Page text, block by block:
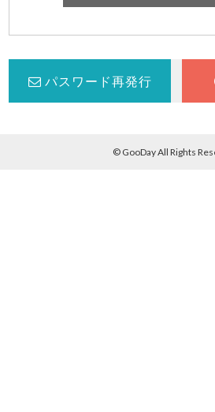
パスワード再発行
© GooDay All Rights